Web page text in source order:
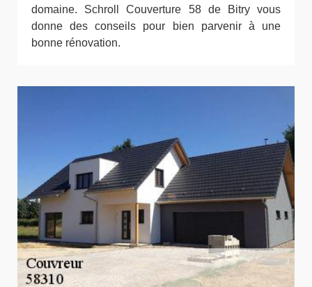
domaine. Schroll Couverture 58 de Bitry vous
donne des conseils pour bien parvenir à une
bonne rénovation.